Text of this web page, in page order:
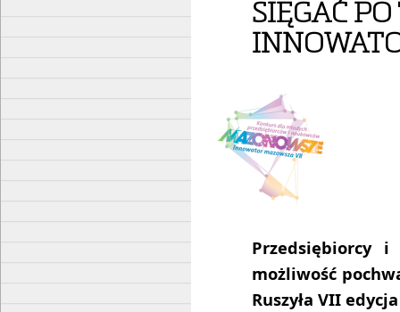
SIĘGAĆ
Przedsiębiorcy
możliwość
Ruszyła VII